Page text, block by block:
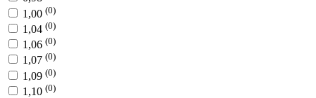
1,00 (0)
1,04 (0)
1,06 (0)
1,07 (0)
1,09 (0)
1,10 (0)